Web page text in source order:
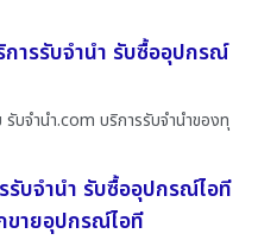
ารรับจำนำ รับซื้ออุปกรณ์
บจํานํา.com บริการรับจำนำของทุ
รับจำนำ รับซื้ออุปกรณ์ไอที
ขายอุปกรณ์ไอที